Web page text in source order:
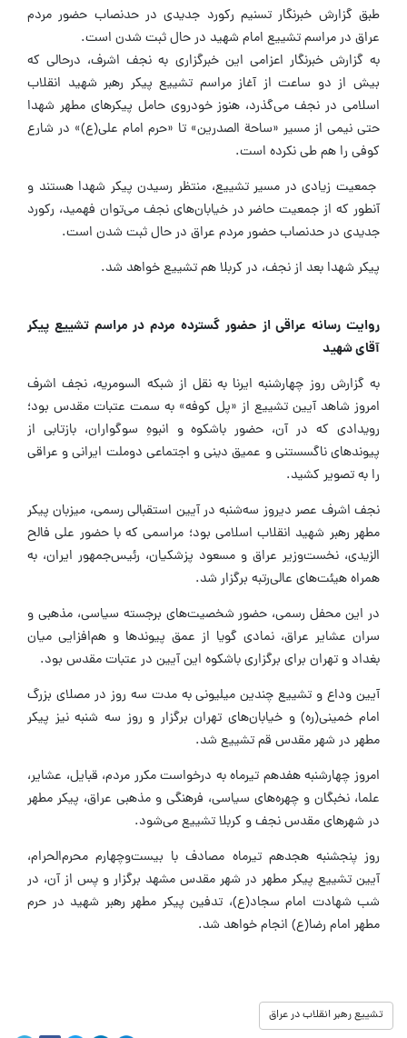
طبق گزارش خبرنگار تسنیم رکورد جدیدی در حدنصاب حضور مردم
عراق در مراسم تشییع امام شهید در حال ثبت شدن است.
به گزارش خبرنگار اعزامی این خبرگزاری به نجف اشرف، درحالی که
بیش از دو ساعت از آغاز مراسم تشییع پیکر رهبر شهید انقلاب
اسلامی در نجف می‌گذرد، هنوز خودروی حامل پیکرهای مطهر شهدا
حتی نیمی از مسیر «ساحة الصدرین» تا «حرم امام علی(ع)» در شارع
کوفی را هم طی نکرده است.
جمعیت زیادی در مسیر تشییع، منتظر رسیدن پیکر شهدا هستند و
آنطور که از جمعیت حاضر در خیابان‌های نجف می‌توان فهمید، رکورد
جدیدی در حدنصاب حضور مردم عراق در حال ثبت شدن است.
پیکر شهدا بعد از نجف، در کربلا هم تشییع خواهد شد.
روایت رسانه عراقی از حضور گسترده مردم در مراسم تشییع پیکر
آقای شهید
به گزارش روز چهارشنبه ایرنا به نقل از شبکه السومریه، نجف اشرف
امروز شاهد آیین تشییع از «پل کوفه» به سمت عتبات مقدس بود؛
رویدادی که در آن، حضور باشکوه و انبوهِ سوگواران، بازتابی از
پیوندهای ناگسستنی و عمیق دینی و اجتماعی دوملت ایرانی و عراقی
را به تصویر کشید.
نجف اشرف عصر دیروز سه‌شنبه در آیین استقبالی رسمی، میزبان پیکر
مطهر رهبر شهید انقلاب اسلامی بود؛ مراسمی که با حضور علی فالح
الزیدی، نخست‌وزیر عراق و مسعود پزشکیان، رئیس‌جمهور ایران، به
همراه هیئت‌های عالی‌رتبه برگزار شد.
در این محفل رسمی، حضور شخصیت‌های برجسته سیاسی، مذهبی و
سران عشایر عراق، نمادی گویا از عمق پیوندها و هم‌افزایی میان
بغداد و تهران برای برگزاری باشکوه این آیین در عتبات مقدس بود.
آیین وداع و تشییع چندین میلیونی به مدت سه روز در مصلای بزرگ
امام خمینی(ره) و خیابان‌های تهران برگزار و روز سه شنبه نیز پیکر
مطهر در شهر مقدس قم تشییع شد.
امروز چهارشنبه هفدهم تیرماه به درخواست مکرر مردم، قبایل، عشایر،
علما، نخبگان و چهره‌های سیاسی، فرهنگی و مذهبی عراق، پیکر مطهر
در شهرهای مقدس نجف و کربلا تشییع می‌شود.
روز پنجشنبه هجدهم تیرماه مصادف با بیست‌وچهارم محرم‌الحرام،
آیین تشییع پیکر مطهر در شهر مقدس مشهد برگزار و پس از آن، در
شب شهادت امام سجاد(ع)، تدفین پیکر مطهر رهبر شهید در حرم
مطهر امام رضا(ع) انجام خواهد شد.
تشییع رهبر انقلاب در عراق